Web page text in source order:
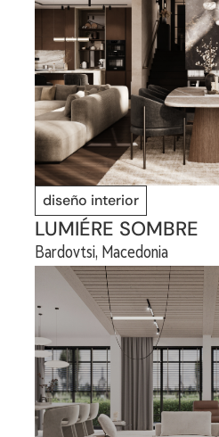
diseño interior
LUMIÉRE SOMBRE
Bardovtsi, Macedonia